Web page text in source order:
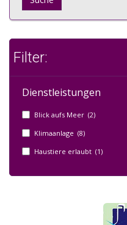
Filter:
Dienstleistungen
Blick aufs Meer (2)
Klimaanlage (8)
Haustiere erlaubt (1)